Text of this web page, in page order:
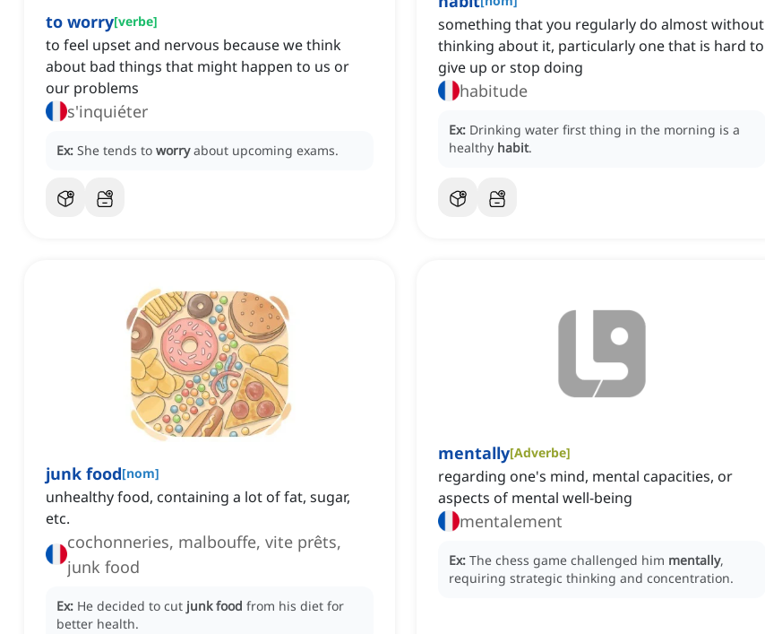
to worry[verbe]
to feel upset and nervous because we think
about bad things that might happen to us or
our problems
s'inquiéter
Ex: She tends to worry about upcoming exams.
something that you regularly do almost without
thinking about it, particularly one that is hard to
give up or stop doing
habitude
Ex: Drinking water first thing in the morning is a
healthy habit.
junk food[nom]
unhealthy food, containing a lot of fat, sugar,
etc.
cochonneries, malbouffe, vite prêts,
junk food
Ex: He decided to cut junk food from his diet for
better health.
mentally[Adverbe]
regarding one's mind, mental capacities, or
aspects of mental well-being
mentalement
Ex: The chess game challenged him mentally,
requiring strategic thinking and concentration.